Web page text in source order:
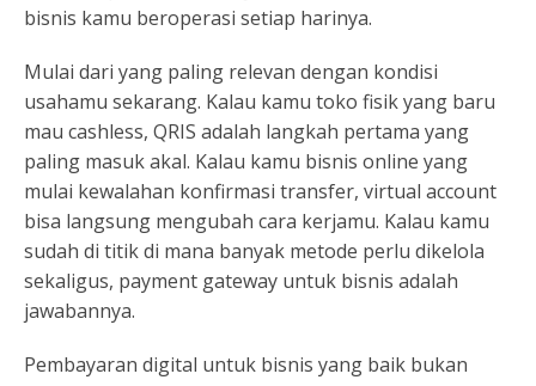
bisnis kamu beroperasi setiap harinya.
Mulai dari yang paling relevan dengan kondisi
usahamu sekarang. Kalau kamu toko fisik yang baru
mau cashless, QRIS adalah langkah pertama yang
paling masuk akal. Kalau kamu bisnis online yang
mulai kewalahan konfirmasi transfer, virtual account
bisa langsung mengubah cara kerjamu. Kalau kamu
sudah di titik di mana banyak metode perlu dikelola
sekaligus, payment gateway untuk bisnis adalah
jawabannya.
Pembayaran digital untuk bisnis yang baik bukan